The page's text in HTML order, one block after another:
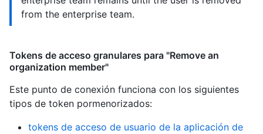
from the enterprise team.
Tokens de acceso granulares para "Remove an
organization member"
Este punto de conexión funciona con los siguientes
tipos de token pormenorizados:
tokens de acceso de usuario de la aplicación de